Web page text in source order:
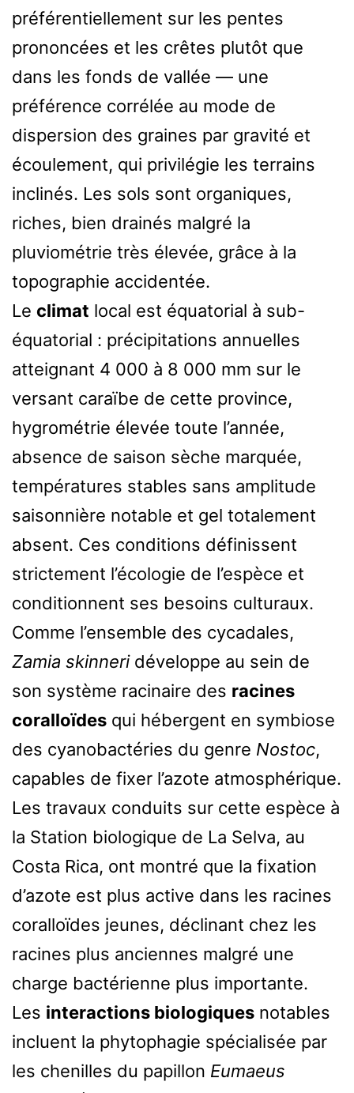
préférentiellement sur les pentes
prononcées et les crêtes plutôt que
dans les fonds de vallée — une
préférence corrélée au mode de
dispersion des graines par gravité et
écoulement, qui privilégie les terrains
inclinés. Les sols sont organiques,
riches, bien drainés malgré la
pluviométrie très élevée, grâce à la
topographie accidentée.
Le climat local est équatorial à sub-
équatorial : précipitations annuelles
atteignant 4 000 à 8 000 mm sur le
versant caraïbe de cette province,
hygrométrie élevée toute l’année,
absence de saison sèche marquée,
températures stables sans amplitude
saisonnière notable et gel totalement
absent. Ces conditions définissent
strictement l’écologie de l’espèce et
conditionnent ses besoins culturaux.
Comme l’ensemble des cycadales,
Zamia skinneridéveloppe au sein de
son système racinaire des racines
coralloïdes qui hébergent en symbiose
des cyanobactéries du genre Nostoc,
capables de fixer l’azote atmosphérique.
Les travaux conduits sur cette espèce à
la Station biologique de La Selva, au
Costa Rica, ont montré que la fixation
d’azote est plus active dans les racines
coralloïdes jeunes, déclinant chez les
racines plus anciennes malgré une
charge bactérienne plus importante.
Les interactions biologiques notables
incluent la phytophagie spécialisée par
les chenilles du papillon Eumaeus